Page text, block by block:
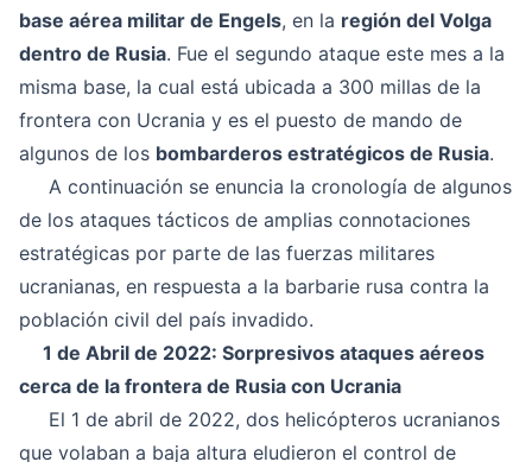
base aérea militar de Engels, en la región del Volga
dentro de Rusia. Fue el segundo ataque este mes a la
misma base, la cual está ubicada a 300 millas de la
frontera con Ucrania y es el puesto de mando de
algunos de los bombarderos estratégicos de Rusia.
A continuación se enuncia la cronología de algunos
de los ataques tácticos de amplias connotaciones
estratégicas por parte de las fuerzas militares
ucranianas, en respuesta a la barbarie rusa contra la
población civil del país invadido.
1 de Abril de 2022: Sorpresivos ataques aéreos
cerca de la frontera de Rusia con Ucrania
El 1 de abril de 2022, dos helicópteros ucranianos
que volaban a baja altura eludieron el control de